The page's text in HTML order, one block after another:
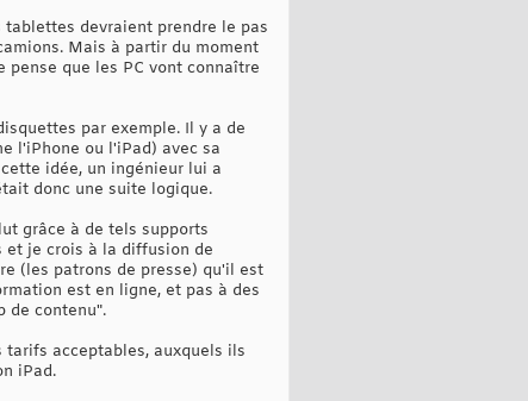
devraient prendre le pas
Mais à partir du moment
que les PC vont connaître
par exemple. Il y a de
l'iPhone ou l'iPad) avec sa
idée, un ingénieur lui a
donc une suite logique.
grâce à de tels supports
et je crois à la diffusion de
(les patrons de presse) qu'il est
est en ligne, et pas à des
de contenu".
acceptables, auxquels ils
iPad.